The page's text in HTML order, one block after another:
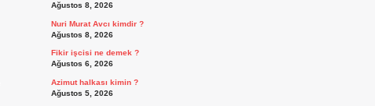
Ağustos 8, 2026
Nuri Murat Avcı kimdir ?
Ağustos 8, 2026
Fikir işcisi ne demek ?
Ağustos 6, 2026
Azimut halkası kimin ?
Ağustos 5, 2026